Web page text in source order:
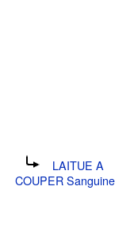
LAITUE A
COUPER Sanguine